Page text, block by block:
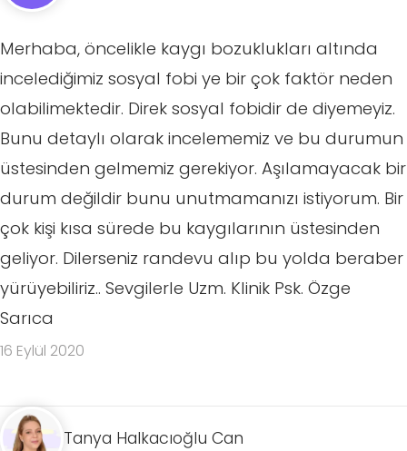
Merhaba, öncelikle kaygı bozuklukları altında
incelediğimiz sosyal fobi ye bir çok faktör neden
olabilimektedir. Direk sosyal fobidir de diyemeyiz.
Bunu detaylı olarak incelememiz ve bu durumun
üstesinden gelmemiz gerekiyor. Aşılamayacak bir
durum değildir bunu unutmamanızı istiyorum. Bir
çok kişi kısa sürede bu kaygılarının üstesinden
geliyor. Dilerseniz randevu alıp bu yolda beraber
yürüyebiliriz.. Sevgilerle Uzm. Klinik Psk. Özge
Sarıca
16 Eylül 2020
Tanya Halkacıoğlu Can